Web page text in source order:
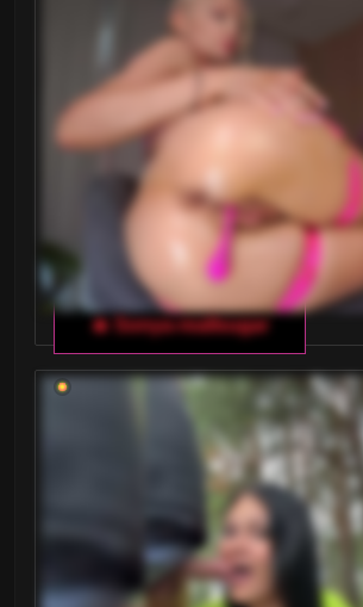
Latynoski
Małe piersi
Nastolatki 18+
Ogolone cipki
Owłosione cipki
Palenie
Rude
Sex Grupowy
Stopy Fetysz
Studentki
Umięśnione
🔥 Sonya-reallsugar